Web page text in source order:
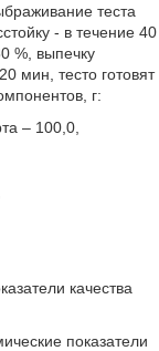
теста
- в течение 40
%, выпечку
мин, тесто готовят
г:
– 100,0,
качества
показатели